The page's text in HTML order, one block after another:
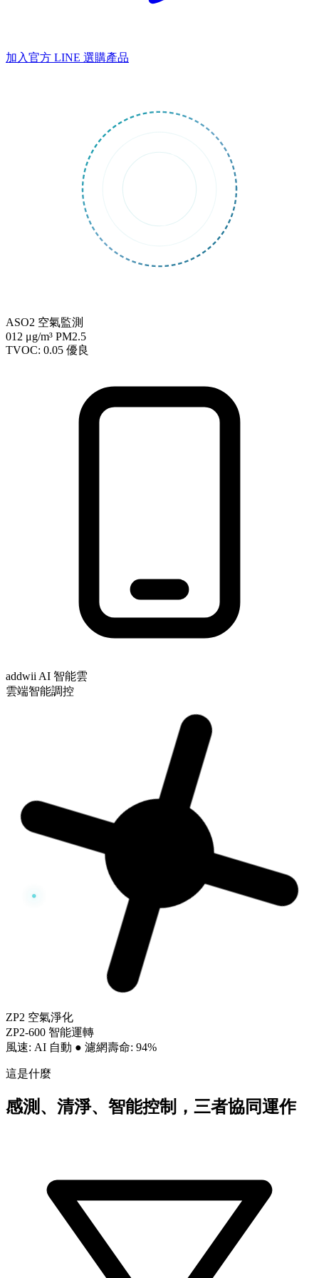
加入官方 LINE 選購產品
ASO2 空氣監測
012 μg/m³ PM2.5
TVOC: 0.05 優良
addwii AI 智能雲
雲端智能調控
ZP2 空氣淨化
ZP2-600 智能運轉
風速: AI 自動 ● 濾網壽命: 94%
這是什麼
感測、清淨、智能控制，三者協同運作